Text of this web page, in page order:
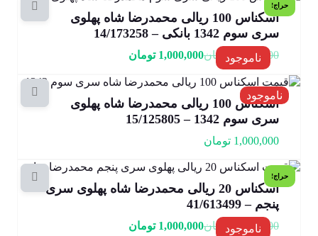
حراج!
ناموجود
اسکناس 100 ریالی محمدرضا شاه پهلوی
سری سوم 1342 بانکی – 14/173258
2,000,000 تومان1,000,000 تومان
ناموجود
اسکناس 100 ریالی محمدرضا شاه پهلوی
سری سوم 1342 – 15/125805
1,000,000 تومان
حراج!
ناموجود
اسکناس 20 ریالی محمدرضا شاه پهلوی سری
پنجم – 41/613499
1,200,000 تومان1,000,000 تومان